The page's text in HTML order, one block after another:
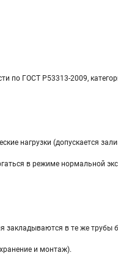
по ГОСТ Р53313-2009,
нагрузки (допускается
в режиме нормальной
в те же трубы
и монтаж).